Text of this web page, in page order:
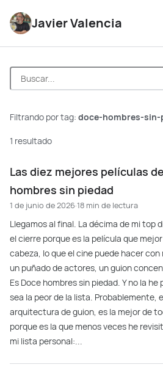
Javier Valencia
Filtrando por tag: doce-hombres-sin-
1 resultado
Las diez mejores películas
hombres sin piedad
1 de junio de 2026·18 min de lectura
Llegamos al final. La décima de mi top
el cierre porque es la película que
cabeza, lo que el cine puede hacer
un puñado de actores, un guion
Es Doce hombres sin piedad. Y no la
sea la peor de la lista. Probablemente,
arquitectura de guion, es la mejor de
porque es la que menos veces he
mi lista personal:...